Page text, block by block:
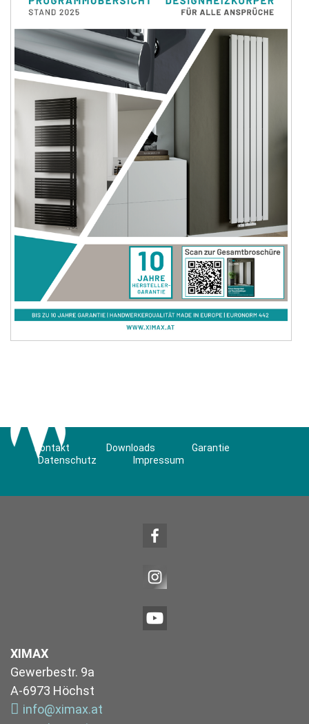
Kontakt Downloads
Garantie
Datenschutz
Impressum
XIMAX
Gewerbestr. 9a
A-6973 Höchst
info@ximax.at